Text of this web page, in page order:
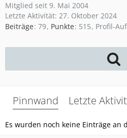
Mitglied seit 9. Mai 2004
Letzte Aktivität: 27. Oktober 2024
Beiträge 79 Punkte 515 Profil-
Pinnwand Letzte
Es wurden noch keine Einträge an